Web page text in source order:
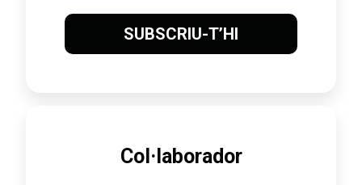
SUBSCRIU-T’HI
Col·laborador